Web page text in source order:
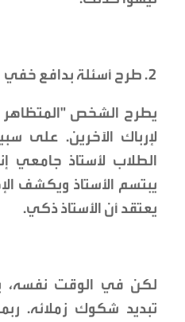
2. طرح أسئلة بدافع خفي
يطرح الشخص "المتظاهر
لإرباك الآخرين. على
الطلاب لأستاذ جامعي
يبتسم الأستاذ ويكشف
يعتقد أن الأستاذ ذكي.
لكن في الوقت نفسه،
تبديد شكوك زملائه.